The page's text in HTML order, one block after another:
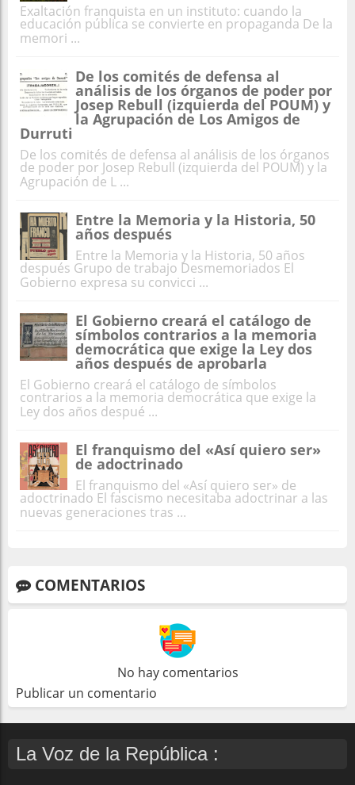
Exaltación franquista en un instituto: cuando la
educación pública se convierte en propaganda De la
memori ...
De los comités de defensa al
análisis de los órganos de poder por
Josep Rebull (izquierda del POUM) y
la Agrupación de Los Amigos de
Durruti
De los comités de defensa al análisis de los órganos
de poder por Josep Rebull (izquierda del POUM) y la
Agrupación de L ...
Entre la Memoria y la Historia, 50
años después
Entre la Memoria y la Historia, 50 años
después Grupo de trabajo Desmemoriados El
Gobierno expresa su convicci ...
El Gobierno creará el catálogo de
símbolos contrarios a la memoria
democrática que exige la Ley dos
años después de aprobarla
El Gobierno creará el catálogo de símbolos
contrarios a la memoria democrática que exige la
Ley dos años despué ...
El franquismo del «Así quiero ser»
de adoctrinado
El franquismo del «Así quiero ser» de
adoctrinado El fascismo necesitaba adoctrinar a las
nuevas generaciones tras ...
COMENTARIOS
No hay comentarios
Publicar un comentario
La Voz de la República :